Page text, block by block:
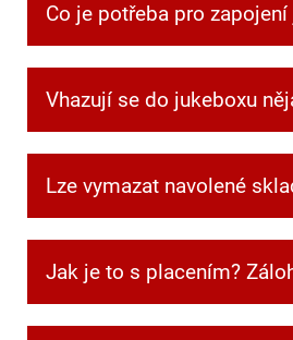
Co je potřeba pro
převzetí. Jen je potřeba mít
reprobedny.
Vhazují se do jukeboxu
kredity.
Lze vymazat navolené
ostatní nechtějí poslouchat,
Jak je to s placením?